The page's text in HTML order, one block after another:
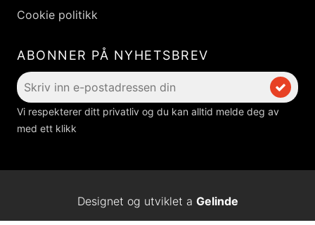
Cookie politikk
ABONNER PÅ NYHETSBREV
Vi respekterer ditt privatliv og du kan alltid melde deg av
med ett klikk
Designet og utviklet a Gelinde